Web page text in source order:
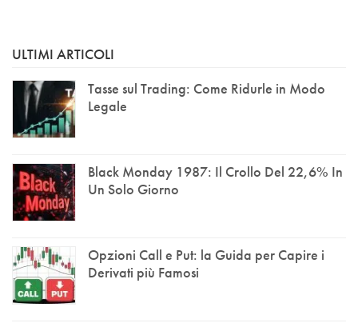
ULTIMI ARTICOLI
Tasse sul Trading: Come Ridurle in Modo
Legale
Black Monday 1987: Il Crollo Del 22,6% In
Un Solo Giorno
Opzioni Call e Put: la Guida per Capire i
Derivati più Famosi